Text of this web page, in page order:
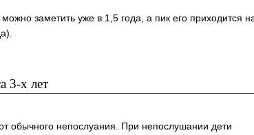
заметить уже в 1,5 года, а пик его приходится
3-х лет
обычного непослуания. При непослушании дети